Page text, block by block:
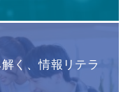
く、情報リテラ